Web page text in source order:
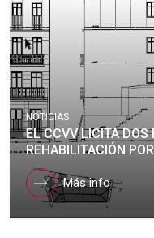
NOTICIAS
EL CCVV LICITA DOS
REHABILITACIÓN
Más info